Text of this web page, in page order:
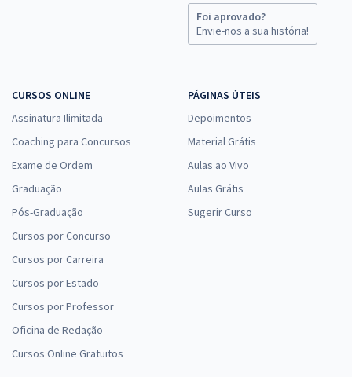
Foi aprovado?
Envie-nos a sua história!
CURSOS ONLINE
Assinatura Ilimitada
Coaching para Concursos
Exame de Ordem
Graduação
Pós-Graduação
Cursos por Concurso
Cursos por Carreira
Cursos por Estado
Cursos por Professor
Oficina de Redação
Cursos Online Gratuitos
PÁGINAS ÚTEIS
Depoimentos
Material Grátis
Aulas ao Vivo
Aulas Grátis
Sugerir Curso